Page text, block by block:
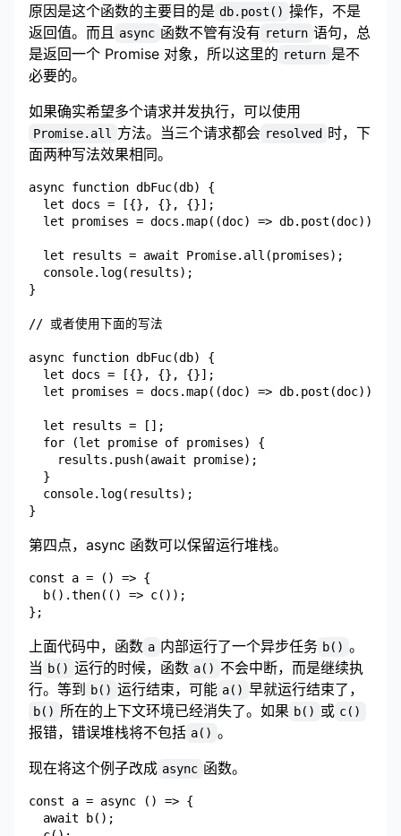
原因是这个函数的主要目的是 db.post() 操作，不是
返回值。而且 async 函数不管有没有 return 语句，总
是返回一个 Promise 对象，所以这里的 return 是不
必要的。
如果确实希望多个请求并发执行，可以使用
Promise.all 方法。当三个请求都会 resolved 时，下
面两种写法效果相同。
async function dbFuc(db) {
  let docs = [{}, {}, {}];
  let promises = docs.map((doc) => db.post(doc));
  let results = await Promise.all(promises);
  console.log(results);
}
// 或者使用下面的写法
async function dbFuc(db) {
  let docs = [{}, {}, {}];
  let promises = docs.map((doc) => db.post(doc));
  let results = [];
  for (let promise of promises) {
    results.push(await promise);
  }
  console.log(results);
第四点，async 函数可以保留运行堆栈。
const a = () => {
  b().then(() => c());
上面代码中，函数 a 内部运行了一个异步任务 b() 。
当 b() 运行的时候，函数 a() 不会中断，而是继续执
行。等到
b() 运行结束，可能 a() 早就运行结束了，
b() 所在的上下文环境已经消失了。如果 b() 或 c()
报错，错误堆栈将不包括 a() 。
现在将这个例子改成 async 函数。
const a = async () => {
  await b();